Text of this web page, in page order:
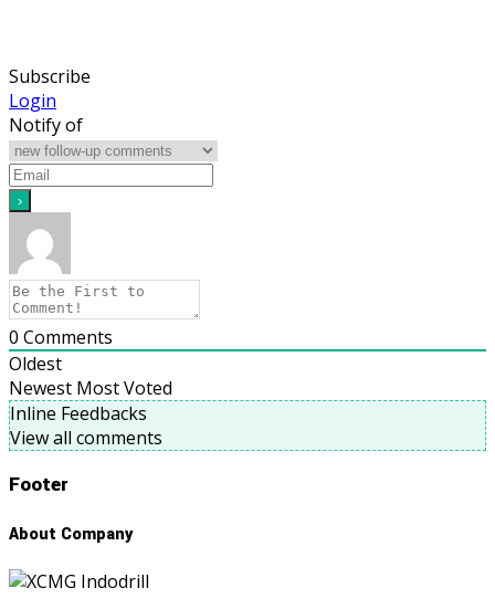
Subscribe
Login
Notify of
0 Comments
Oldest
Newest Most Voted
Inline Feedbacks
View all comments
Footer
About Company